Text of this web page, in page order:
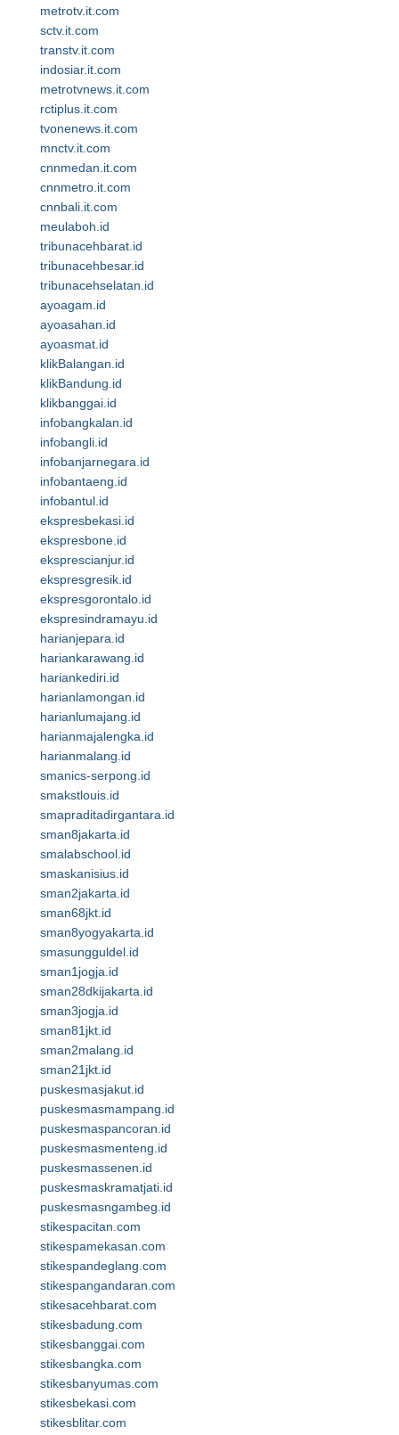
metrotv.it.com
sctv.it.com
transtv.it.com
indosiar.it.com
metrotvnews.it.com
rctiplus.it.com
tvonenews.it.com
mnctv.it.com
cnnmedan.it.com
cnnmetro.it.com
cnnbali.it.com
meulaboh.id
tribunacehbarat.id
tribunacehbesar.id
tribunacehselatan.id
ayoagam.id
ayoasahan.id
ayoasmat.id
klikBalangan.id
klikBandung.id
klikbanggai.id
infobangkalan.id
infobangli.id
infobanjarnegara.id
infobantaeng.id
infobantul.id
ekspresbekasi.id
ekspresbone.id
eksprescianjur.id
ekspresgresik.id
ekspresgorontalo.id
ekspresindramayu.id
harianjepara.id
hariankarawang.id
hariankediri.id
harianlamongan.id
harianlumajang.id
harianmajalengka.id
harianmalang.id
smanics-serpong.id
smakstlouis.id
smapraditadirgantara.id
sman8jakarta.id
smalabschool.id
smaskanisius.id
sman2jakarta.id
sman68jkt.id
sman8yogyakarta.id
smasungguldel.id
sman1jogja.id
sman28dkijakarta.id
sman3jogja.id
sman81jkt.id
sman2malang.id
sman21jkt.id
puskesmasjakut.id
puskesmasmampang.id
puskesmaspancoran.id
puskesmasmenteng.id
puskesmassenen.id
puskesmaskramatjati.id
puskesmasngambeg.id
stikespacitan.com
stikespamekasan.com
stikespandeglang.com
stikespangandaran.com
stikesacehbarat.com
stikesbadung.com
stikesbanggai.com
stikesbangka.com
stikesbanyumas.com
stikesbekasi.com
stikesblitar.com